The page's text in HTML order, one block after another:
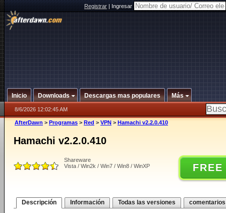
Registrar|Ingresar
Inicio Downloads Descargas mas populares Más
8/6/2026 12:02:45 AM
AfterDawn > Programas > Red > VPN > Hamachi v2.2.0.410
Hamachi v2.2.0.410
Shareware
Vista / Win2k / Win7 / Win8 / WinXP
Descripción Información Todas las versiones comentarios